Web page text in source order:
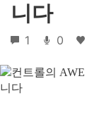
니다
1 0